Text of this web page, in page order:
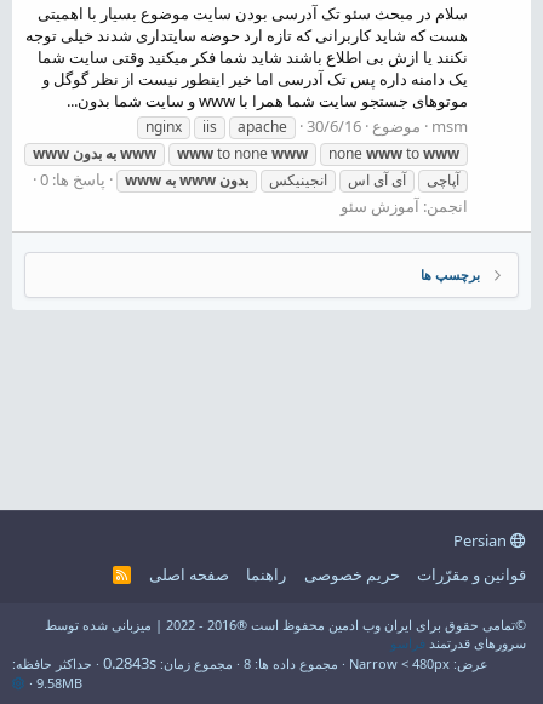
سلام در مبحث سئو تک آدرسی بودن سایت موضوع بسیار با اهمیتی
هست که شاید کاربرانی که تازه ارد حوضه سایتداری شدند خیلی توجه
نکنند یا ازش بی اطلاع باشند شاید شما فکر میکنید وقتی سایت شما
یک دامنه داره پس تک آدرسی اما خیر اینطور نیست از نظر گوگل و
موتوهای جستجو سایت شما همرا با www و سایت شما بدون...
msm
موضوع 30/6/16
apache
iis
nginx
nonewwwtowww
wwwto nonewww
www به بدون
www
آپاچی
آی آی اس انجینیکس بدون wwwبه www
پاسخ ها: 0
انجمن: آموزش سئو
برچسپ ها
قوانین و مقرّرات
حریم خصوصی راهنما صفحه اصلی
R
©تمامی حقوق برای ایران وب ادمین محفوظ است ®2016 - 2022 | میزبانی شده توسط
سرورهای قدرتمند فراسو
عرض
مجموع داده ها 8 مجموع زمان 0.2843s
حداکثر حافظه
9.58MB